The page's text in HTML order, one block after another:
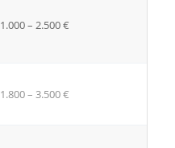
1.000 – 2.500 €
1.800 – 3.500 €